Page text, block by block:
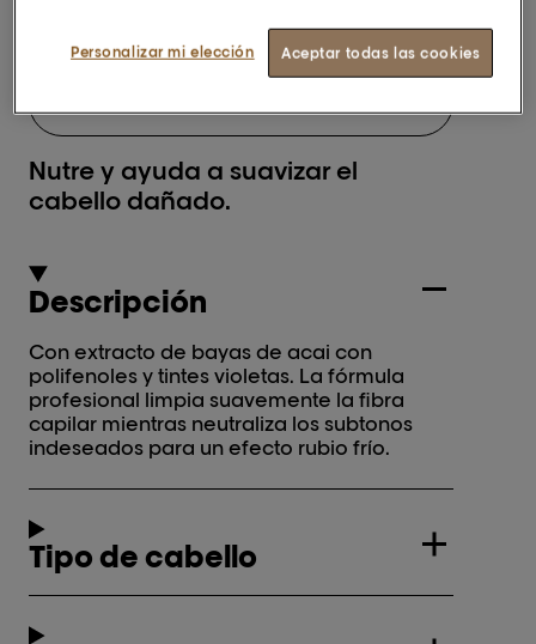
Nutre y ayuda a suavizar el
cabello dañado.
Comprar ahora
Descripción
Con extracto de bayas de acai con
polifenoles y tintes violetas. La fórmula
profesional limpia suavemente la fibra
capilar mientras neutraliza los subtonos
indeseados para un efecto rubio frío.
Tipo de cabello
Aceptar todas las cookies
Personalizar mi elección